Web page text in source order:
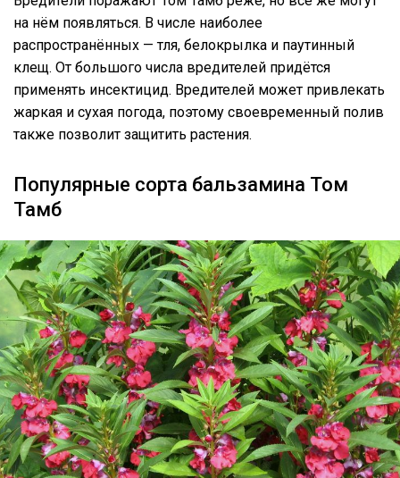
на нём появляться. В числе наиболее
распространённых — тля, белокрылка и паутинный
клещ. От большого числа вредителей придётся
применять инсектицид. Вредителей может привлекать
жаркая и сухая погода, поэтому своевременный полив
также позволит защитить растения.
Популярные сорта бальзамина Том
Тамб